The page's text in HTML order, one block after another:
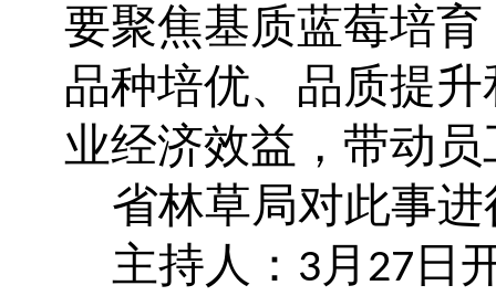
要聚焦基质蓝莓培
品种培优、品质提
业经济效益，带动
省林草局对此事
主持人： 3 月 27 日